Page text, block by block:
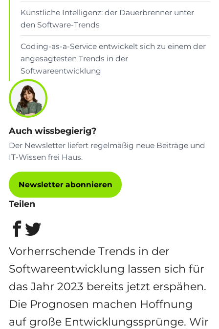
Künstliche Intelligenz: der Dauerbrenner unter
den Software-Trends
Coding-as-a-Service entwickelt sich zu einem der
angesagtesten Trends in der
Softwareentwicklung
Auch wissbegierig?
Der Newsletter liefert regelmäßig neue Beiträge und
IT-Wissen frei Haus.
Newsletter abonnieren
Teilen
Vorherrschende Trends in der
Softwareentwicklung lassen sich für
das Jahr 2023 bereits jetzt erspähen.
Die Prognosen machen Hoffnung
auf große Entwicklungssprünge. Wir